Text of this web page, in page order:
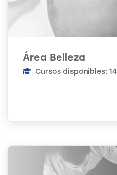
Área Belleza
Cursos disponibles: 14